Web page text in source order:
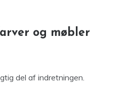
og møbler
del af indretningen.